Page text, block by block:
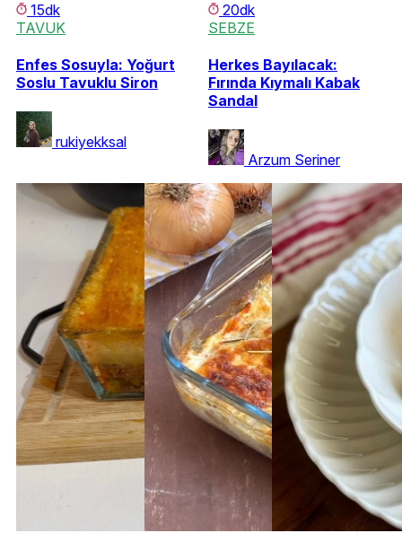
15dk
TAVUK
Enfes Sosuyla: Yoğurt
Soslu Tavuklu Siron
rukiyekksal
20dk
SEBZE
Herkes Bayılacak:
Fırında Kıymalı Kabak
Sandal
Arzum Seriner